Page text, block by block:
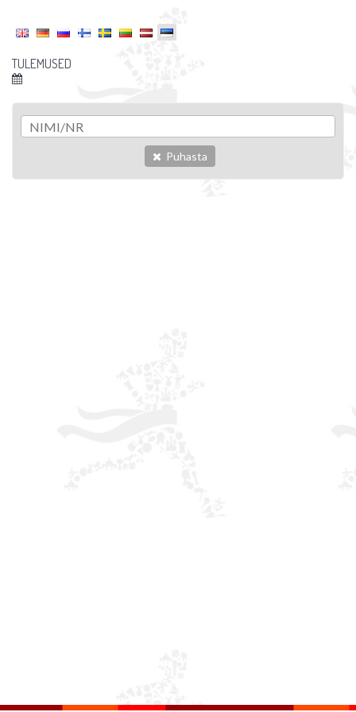
TULEMUSED
Puhasta